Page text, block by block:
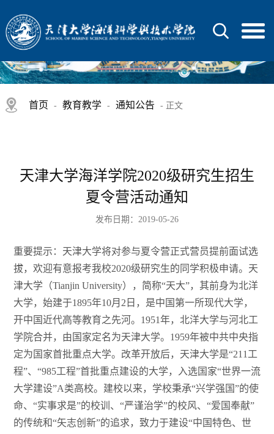
首页 - 教育教学 - 通知公告 - 正文
天津大学海洋学院2020级研究生招生
夏令营活动通知
发布日期：2019-05-26
重要提示：天津大学将对参与夏令营正式营员提前面试选
拔，欢迎有意报考我校2020级研究生的同学积极申请。天
津大学（Tianjin University），简称“天大”，其前身为北洋
大学，始建于1895年10月2日，是中国第一所现代大学，
开中国近代高等教育之先河。1951年，北洋大学与河北工
学院合并，由国家定名为天津大学。1959年被中共中央指
定为国家首批重点大学。改革开放后，天津大学是“211工
程”、“985工程”首批重点建设的大学，入选国家“世界一流
大学建设”A类高校。建校以来，学校秉承“兴学强国”的使
命、“实事求是”的校训、“严谨治学”的校风、“爱国奉献”
的传统和“矢志创新”的追求，致力于建设“中国特色、世